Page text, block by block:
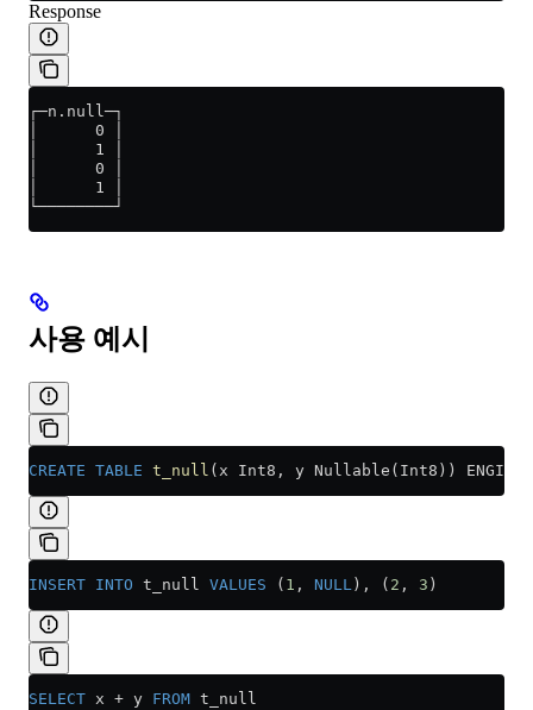
Response
┌─n.null─┐
│      0 │
│      1 │
│      0 │
│      1 │
└────────┘
사용 예시
CREATE TABLE t_null (x Int8, y Nullable(Int8)) ENGINE
INSERT INTO t_null VALUES ( 1 , NULL ), ( 2 , 3 )
SELECT x + y FROM t_null